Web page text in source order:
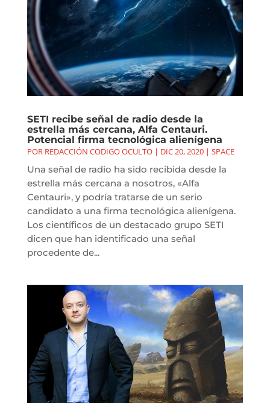
SETI recibe señal de radio desde la
estrella más cercana, Alfa Centauri.
Potencial firma tecnológica alienígena
POR REDACCIÓN CODIGO OCULTO| DIC 20, 2020| SPACE
Una señal de radio ha sido recibida desde la
estrella más cercana a nosotros, «Alfa
Centauri», y podría tratarse de un serio
candidato a una firma tecnológica alienígena.
Los científicos de un destacado grupo SETI
dicen que han identificado una señal
procedente de...